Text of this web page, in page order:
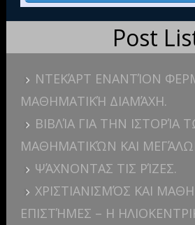
Post
ΝΤΕΚΆΡΤ ΕΝΑΝΤΊΟΝ
ΜΑΘΗΜΑΤΙΚΉ ΔΙΑΜΆΧΗ.
ΒΙΒΛΊΑ ΓΙΑ ΤΗΝ ΙΣΤΟΡΊΑ
ΜΑΘΗΜΑΤΙΚΏΝ ΚΑΙ
ΨΆΧΝΟΝΤΑΣ ΤΙΣ ΡΊΖΕΣ.
ΧΡΙΣΤΙΑΝΙΣΜΌΣ ΚΑΙ
ΕΠΙΣΤΉΜΕΣ – Η